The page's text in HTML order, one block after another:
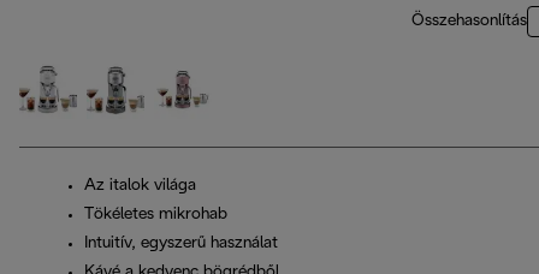
Összehasonlítás
Az italok világa
Tökéletes mikrohab
Intuitív, egyszerű használat